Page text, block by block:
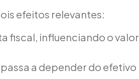
efeitos relevantes:
fiscal, influenciando o valor
a depender do efetivo